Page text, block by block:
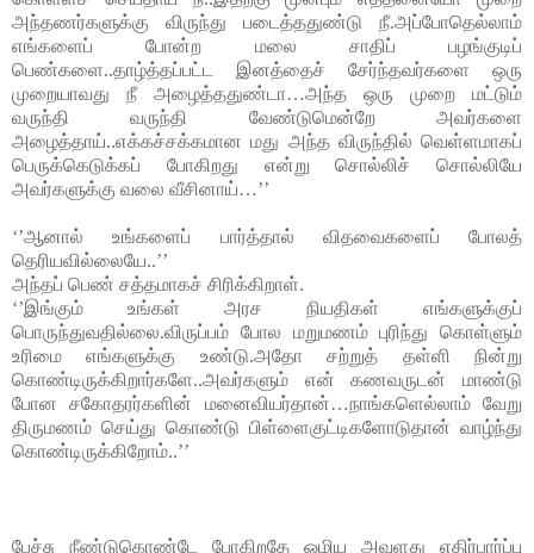
அந்தணர்களுக்கு விருந்து படைத்ததுண்டு நீ.அப்போதெல்லாம்
எங்களைப் போன்ற மலை சாதிப் பழங்குடிப்
பெண்களை..தாழ்த்தப்பட்ட இனத்தைச் சேர்ந்தவர்களை ஒரு
முறையாவது நீ அழைத்ததுண்டா…அந்த ஒரு முறை மட்டும்
வருந்தி வருந்தி வேண்டுமென்றே அவர்களை
அழைத்தாய்..எக்கச்சக்கமான மது அந்த விருந்தில் வெள்ளமாகப்
பெருக்கெடுக்கப் போகிறது என்று சொல்லிச் சொல்லியே
அவர்களுக்கு வலை வீசினாய்…’’
‘’ஆனால் உங்களைப் பார்த்தால் விதவைகளைப் போலத்
தெரியவில்லையே..’’
அந்தப் பெண் சத்தமாகச் சிரிக்கிறாள்.
‘’இங்கும் உங்கள் அரச நியதிகள் எங்களுக்குப்
பொருந்துவதில்லை.விருப்பம் போல மறுமணம் புரிந்து கொள்ளும்
உரிமை எங்களுக்கு உண்டு.அதோ சற்றுத் தள்ளி நின்று
கொண்டிருக்கிறார்களே..அவர்களும் என் கணவருடன் மாண்டு
போன சகோதரர்களின் மனைவியர்தான்…நாங்களெல்லாம் வேறு
திருமணம் செய்து கொண்டு பிள்ளைகுட்டிகளோடுதான் வாழ்ந்து
கொண்டிருக்கிறோம்..’’
பேச்சு நீண்டுகொண்டே போகிறதே ஒழிய அவளது எதிர்பார்ப்பு